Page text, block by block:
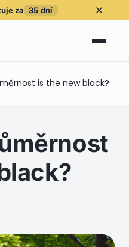
za 35 dní
is the new black?